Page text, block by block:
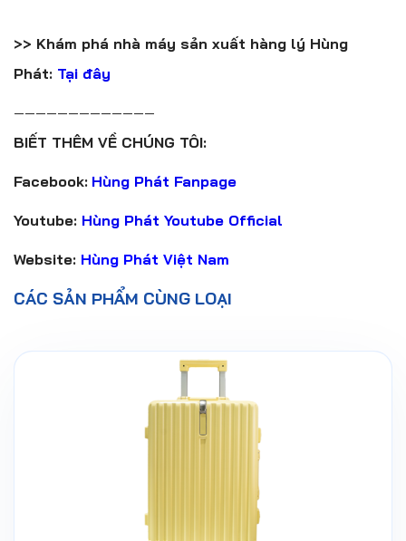
>> Khám phá nhà máy sản xuất hàng lý Hùng
Phát: Tại đây
—————————————
BIẾT THÊM VỀ CHÚNG TÔI:
Facebook: Hùng Phát Fanpage
Youtube: Hùng Phát Youtube Official
Website: Hùng Phát Việt Nam
CÁC SẢN PHẨM CÙNG LOẠI